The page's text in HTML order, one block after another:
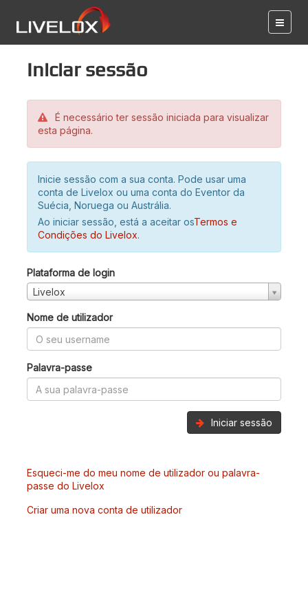
Iniciar sessão
É necessário ter sessão iniciada para visualizar
esta página.
Inicie sessão com a sua conta. Pode usar uma
conta de Livelox ou uma conta do Eventor da
Suécia, Noruega ou Austrália.
Ao iniciar sessão, está a aceitar osTermos e
Condições do Livelox.
Plataforma de login
Livelox
Nome de utilizador
Palavra-passe
Iniciar sessão
Esqueci-me do meu nome de utilizador ou palavra-
passe do Livelox
Criar uma nova conta de utilizador